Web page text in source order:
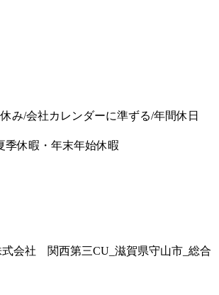
み/会社カレンダーに準ずる/年間休日
季休暇・年末年始休暇
会社 関西第三CU_滋賀県守山市_総合